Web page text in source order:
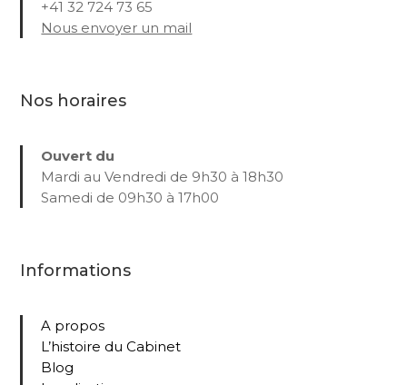
+41 32 724 73 65
Nous envoyer un mail
Nos horaires
Ouvert du
Mardi au Vendredi de 9h30 à 18h30
Samedi de 09h30 à 17h00
Informations
A propos
L’histoire du Cabinet
Blog